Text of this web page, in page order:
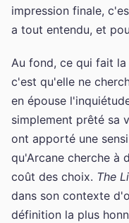
impression finale,
a tout entendu, et
Au fond, ce qui fait
c'est qu'elle ne
en épouse
simplement prêté sa
ont apporté une
qu'Arcane cherche à
coût des choix. The
dans son contexte
définition la plus